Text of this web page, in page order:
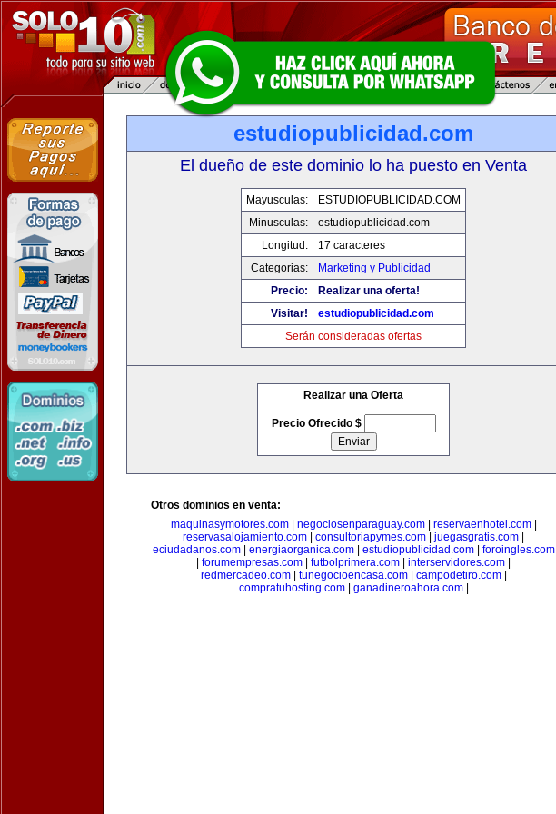
estudiopublicidad.com
El dueño de este dominio lo ha puesto en Venta
Mayusculas:
ESTUDIOPUBLICIDAD.COM
Minusculas:
estudiopublicidad.com
Longitud:
17 caracteres
Categorias:
Marketing y Publicidad
Precio:
Realizar una oferta!
Visitar!
estudiopublicidad.com
Serán consideradas ofertas
Realizar una Oferta
Precio Ofrecido $
Otros dominios en venta:
maquinasymotores.com| negociosenparaguay.com| reservaenhotel.com|
reservasalojamiento.com
consultoriapymes.com juegasgratis.com
eciudadanos.com| energiaorganica.com| estudiopublicidad.com| foroingles.com
forumempresas.com futbolprimera.com interservidores.com
redmercadeo.com| tunegocioencasa.com| campodetiro.com|
compratuhosting.com| ganadineroahora.com|